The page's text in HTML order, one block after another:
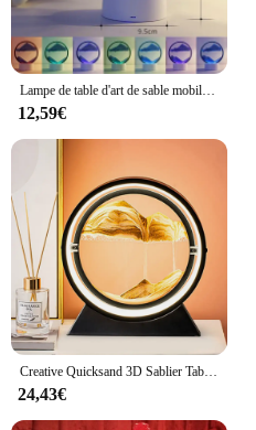
Lampe de table d'art de sable mobile de LED, veilleuse de sable mouvant, sablier 3D, lampe de chevet, bureau, cadeau de décor à la maison, USB, 7 documents
12,59€
Creative Quicksand 3D Sablier Table Lamp, Moving Sand Art Picture, Deep Sea SanddeleIn Motion Display, Flowing Sand Home Decor
24,43€